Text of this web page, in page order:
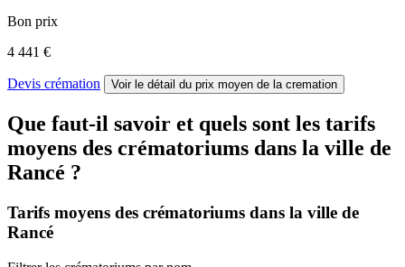
Bon prix
4 441 €
Devis crémation Voir le détail du prix moyen de la cremation
Que faut-il savoir et quels sont les tarifs
moyens des crématoriums dans la ville de
Rancé ?
Tarifs moyens des crématoriums dans la ville de
Rancé